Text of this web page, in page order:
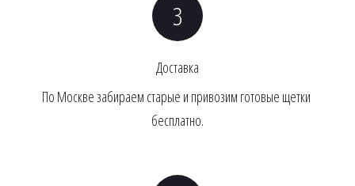
Доставка
По Москве забираем старые и привозим готовые щетки
бесплатно.